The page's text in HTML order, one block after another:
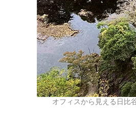
オフィスから見える日比